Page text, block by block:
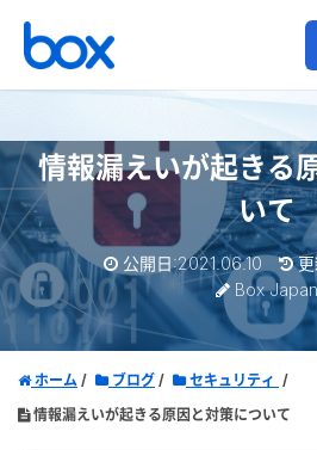
情報漏えいが起きる
いて
公開日:2021.06.10
更
Box Japan
ホーム ブログ
セキュリティ
情報漏えいが起きる原因と対策について